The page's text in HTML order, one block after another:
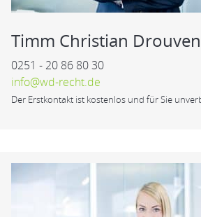
Timm Christian Drouven
0251 - 20 86 80 30
info@wd-recht.de
Der Erstkontakt ist kostenlos und für Sie